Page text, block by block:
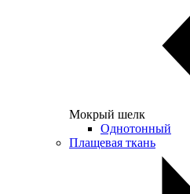
Мокрый шелк
Однотонный
Плащевая ткань